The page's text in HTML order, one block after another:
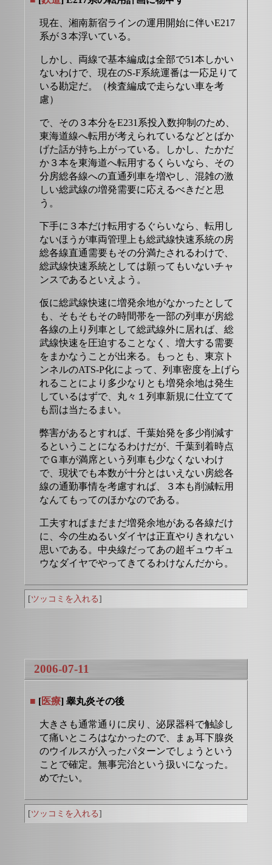
現在、湘南新宿ラインの運用開始に伴いE217
系が３本浮いている。
しかし、両線で基本編成は全部で51本しかい
ないわけで、現在のS-F系統運番は一応足りて
いる勘定だ。（検査編成で走らない車を考
慮）
で、その３本分をE231系投入数抑制のため、
東海道線へ転用が考えられているなどとばか
げた話が持ち上がっている。しかし、たかだ
か３本を東海道へ転用するくらいなら、その
分房総各線への直通列車を増やし、混雑の激
しい総武線の増発需要に応えるべきだと思
う。
下手に３本だけ転用するぐらいなら、転用し
ないほうが車両管理上も総武線快速系統の房
総各線直通需要もその分満たされるわけで、
総武線快速系統としては願ってもいないチャ
ンスであるといえよう。
仮に総武線快速に増発余地がなかったとして
も、そもそもその時間帯を一部の列車が房総
各線の上り列車として総武線外に居れば、総
武線快速を圧迫することなく、増大する需要
をまかなうことが出来る。もっとも、東京ト
ンネルのATS-P化によって、列車密度を上げら
れることにより多少なりとも増発余地は発生
しているはずで、丸々１列車新規に仕立てて
も罰は当たるまい。
弊害があるとすれば、千葉始発を多少削減す
るということになるわけだが、千葉到着時点
でＧ車が満席という列車も少なくないわけ
で、現状でも本数が十分とはいえない房総各
線の通勤事情を考慮すれば、３本も削減転用
なんてもってのほかなのである。
工夫すればまだまだ増発余地がある各線だけ
に、今の生ぬるいダイヤは正直やりきれない
思いである。中央線だってあの超ギュウギュ
ウなダイヤでやってきてるわけなんだから。
[ツッコミを入れる]
2006-07-11
■ [医療] 睾丸炎その後
大きさも通常通りに戻り、泌尿器科で触診し
て痛いところはなかったので、まぁ耳下腺炎
のウイルスが入ったパターンでしょうという
ことで確定。無事完治という扱いになった。
めでたい。
[ツッコミを入れる]